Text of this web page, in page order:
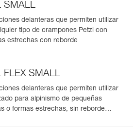
UNIVERSEL para
con reborde trasero.
de los crampones sin
gracias al sistema ALPEN ADAPT:
bloques traseros, cordinos y
se pueden reemplazar
FIL o FIL FLEX para adaptarse a
SMALL
delanteras que permiten utilizar
tipo de crampones Petzl con
estrechas con reborde
FLEX SMALL
delanteras que permiten utilizar
para alpinismo de pequeñas
o formas estrechas, sin reborde